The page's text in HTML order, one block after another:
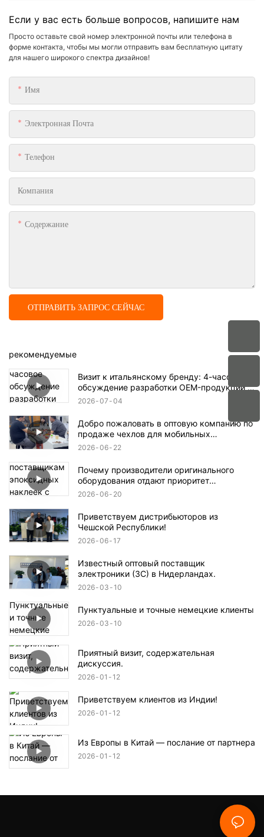
Если у вас есть больше вопросов, напишите нам
Просто оставьте свой номер электронной почты или телефона в
форме контакта, чтобы мы могли отправить вам бесплатную цитату
для нашего широкого спектра дизайнов!
Имя
Электронная Почта
Телефон
Компания
Содержание
ОТПРАВИТЬ ЗАПРОС СЕЙЧАС
рекомендуемые
Визит к итальянскому бренду: 4-часовое
обсуждение разработки OEM-продукции в
aikusu
2026 07 04
Добро пожаловать в оптовую компанию по
продаже чехлов для мобильных
телефонов в Аргентине.
2026 06 22
Почему производители оригинального
оборудования отдают приоритет
поставщикам эпоксидных наклеек с
сертификаты ISO9001 и RoHS?
2026 06 20
Приветствуем дистрибьюторов из
Чешской Республики!
2026 06 17
Известный оптовый поставщик
электроники (3C) в Нидерландах.
2026 03 10
Пунктуальные и точные немецкие клиенты
2026 03 10
Приятный визит, содержательная
дискуссия.
2026 01 12
Приветствуем клиентов из Индии!
2026 01 12
Из Европы в Китай — послание от партнера
2026 01 12